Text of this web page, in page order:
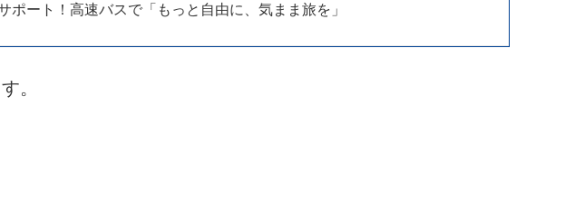
ポート！高速バスで「もっと自由に、気まま旅を」
。